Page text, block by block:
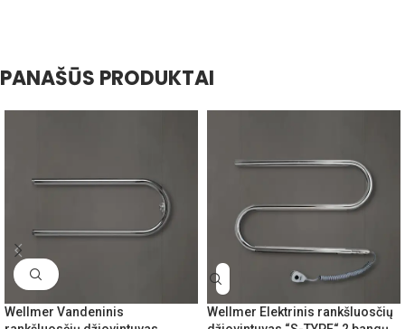
PANAŠŪS PRODUKTAI
Wellmer Vandeninis
Wellmer Elektrinis rankšluosčių